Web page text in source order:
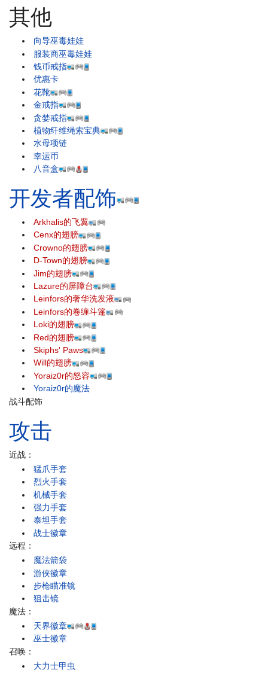
其他
向导巫毒娃娃
服装商巫毒娃娃
钱币戒指
优惠卡
花靴
金戒指
贪婪戒指
植物纤维绳索宝典
水母项链
幸运币
八音盒
开发者配饰
Arkhalis的飞翼
Cenx的翅膀
Crowno的翅膀
D-Town的翅膀
Jim的翅膀
Lazure的屏障台
Leinfors的奢华洗发液
Leinfors的卷缠斗篷
Loki的翅膀
Red的翅膀
Skiphs' Paws
Will的翅膀
Yoraiz0r的怒容
Yoraiz0r的魔法
战斗配饰
攻击
近战：
猛爪手套
烈火手套
机械手套
强力手套
泰坦手套
战士徽章
远程：
魔法箭袋
游侠徽章
步枪瞄准镜
狙击镜
魔法：
天界徽章
巫士徽章
召唤：
大力士甲虫